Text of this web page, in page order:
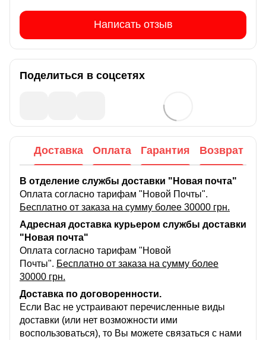
Написать отзыв
Поделиться в соцсетях
Доставка Оплата Гарантия Возврат
В отделение службы доставки "Новая почта"
Оплата согласно тарифам "Новой Почты".
Бесплатно от заказа на сумму более 30000 грн.
Адресная доставка курьером службы доставки
"Новая почта"
Оплата согласно тарифам "Новой
Почты". Бесплатно от заказа на сумму более
30000 грн.
Доставка по договоренности.
Если Вас не устраивают перечисленные виды
доставки (или нет возможности ими
воспользоваться), то Вы можете связаться с нами